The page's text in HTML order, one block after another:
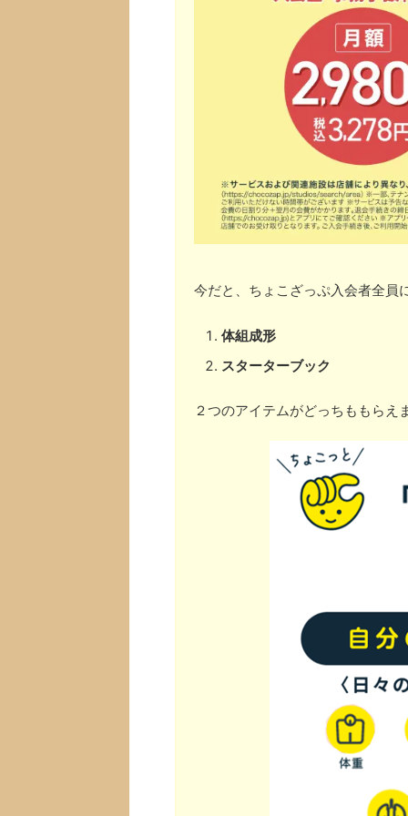
今だと、ちょこざっぷ入会者全員
体組成形
スターターブック
２つのアイテムがどっちももらえ